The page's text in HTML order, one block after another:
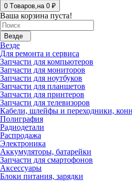
0 Tоваров,на 0 ₽
Ваша корзина пуста!
Везде
Везде
Для ремонта и сервиса
Запчасти для компьютеров
Запчасти для мониторов
Запчасти для ноутбуков
Запчасти для планшетов
Запчасти для принтеров
Запчасти для телевизоров
Кабели, шлейфы и переходники,
Полиграфия
Радиодетали
Распродажа
Электроника
Аккумуляторы, батарейки
Запчасти для смартофонов
Аксессуары
Блоки питания, зарядки